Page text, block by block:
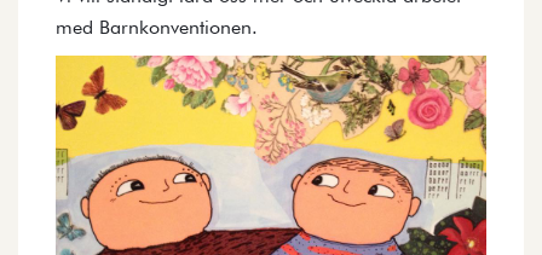
med Barnkonventionen.